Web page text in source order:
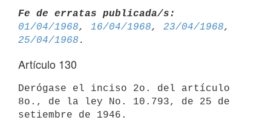
Fe de erratas publicada/s:
01/04/1968, 16/04/1968, 23/04/1968
25/04/1968
Artículo 130
Derógase el inciso 2o. del artículo
8o., de la ley No. 10.793, de 25 de